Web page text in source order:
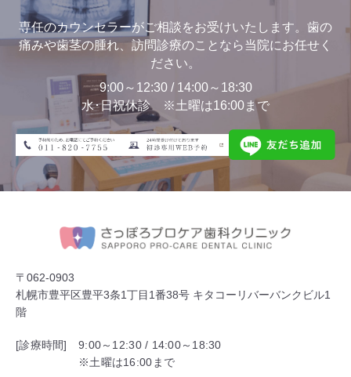
専任のカウンセラーがご相談をお受けいたします。歯の
痛みや歯茎の腫れ、訪問診療のことなら当院にお任せく
ださい。
9:00～12:30 / 14:00～18:30
水･日祝休診 ※土曜は16:00まで
〒062-0903
札幌市豊平区豊平3条1丁目1番38号 キタコーリバーバンクビル1
階
[診療時間]
9:00～12:30 / 14:00～18:30
※土曜は16:00まで